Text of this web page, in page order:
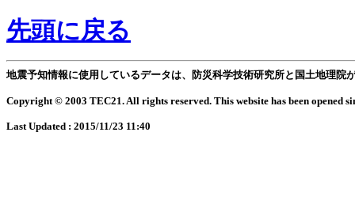
先頭に戻る
地震予知情報に使用しているデータは、防災科学技術研究所と国土地理
Copyright © 2003 TEC21. All rights reserved. This website has been opened
Last Updated : 2015/11/23 11:40